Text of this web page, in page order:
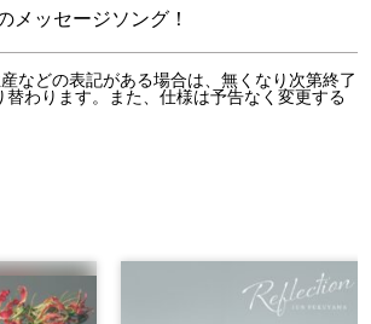
メッセージソング！
などの表記がある場合は、無くなり次第終了
替わります。また、仕様は予告なく変更する